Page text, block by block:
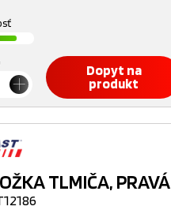
Dopyt na
produkt
TLMIČA, PRAVÁ